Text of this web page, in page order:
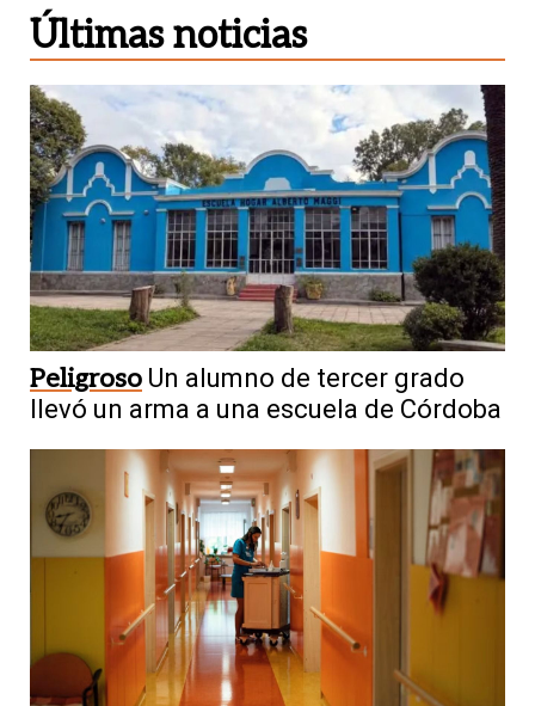
Últimas noticias
Peligroso Un alumno de tercer grado
llevó un arma a una escuela de Córdoba